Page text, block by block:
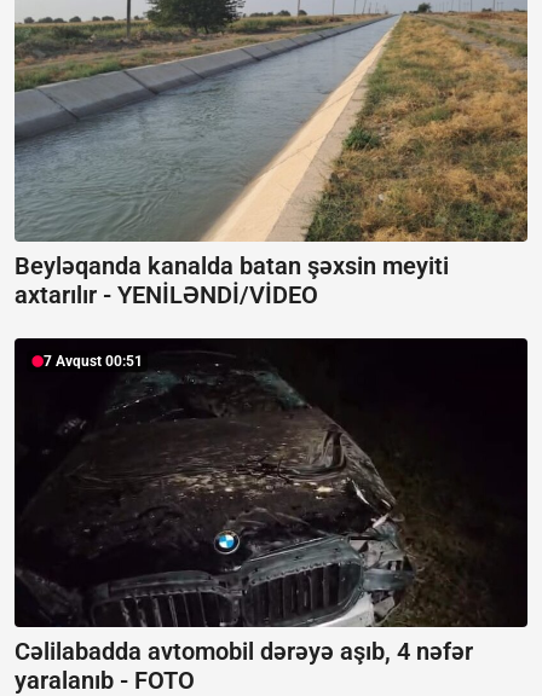
Beyləqanda kanalda batan şəxsin meyiti
axtarılır - YENİLƏNDİ/VİDEO
7 Avqust 00:51
Cəlilabadda avtomobil dərəyə aşıb, 4 nəfər
yaralanıb - FOTO